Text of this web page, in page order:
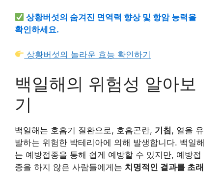
상황버섯의 숨겨진 면역력 향상 및 항암 능력을
확인하세요.
상황버섯의 놀라운 효능 확인하기
백일해의 위험성 알아보
기
백일해는 호흡기 질환으로, 호흡곤란, 기침, 열을 유
발하는 위험한 박테리아에 의해 발생합니다. 백일해
는 예방접종을 통해 쉽게 예방할 수 있지만, 예방접
종을 하지 않은 사람들에게는 치명적인 결과를 초래